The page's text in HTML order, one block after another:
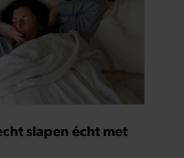
slapen écht met